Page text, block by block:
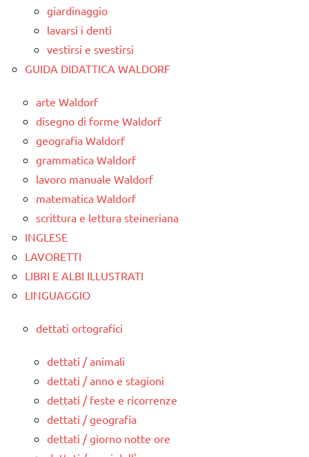
giardinaggio
lavarsi i denti
vestirsi e svestirsi
GUIDA DIDATTICA WALDORF
arte Waldorf
disegno di forme Waldorf
geografia Waldorf
grammatica Waldorf
lavoro manuale Waldorf
matematica Waldorf
scrittura e lettura steineriana
INGLESE
LAVORETTI
LIBRI E ALBI ILLUSTRATI
LINGUAGGIO
dettati ortografici
dettati / animali
dettati / anno e stagioni
dettati / feste e ricorrenze
dettati / geografia
dettati / giorno notte ore